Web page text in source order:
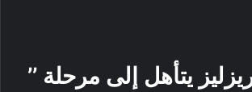
يتأهل إلى مرحلة ’’